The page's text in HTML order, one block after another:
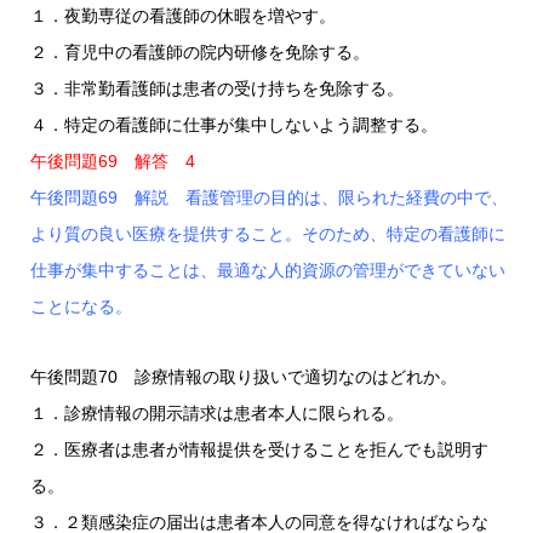
１．夜勤専従の看護師の休暇を増やす。
２．育児中の看護師の院内研修を免除する。
３．非常勤看護師は患者の受け持ちを免除する。
４．特定の看護師に仕事が集中しないよう調整する。
午後問題69 解答 4
午後問題69 解説 看護管理の目的は、限られた経費の中で、
より質の良い医療を提供すること。そのため、特定の看護師に
仕事が集中することは、最適な人的資源の管理ができていない
ことになる。
午後問題70 診療情報の取り扱いで適切なのはどれか。
１．診療情報の開示請求は患者本人に限られる。
２．医療者は患者が情報提供を受けることを拒んでも説明す
る。
３．２類感染症の届出は患者本人の同意を得なければならな